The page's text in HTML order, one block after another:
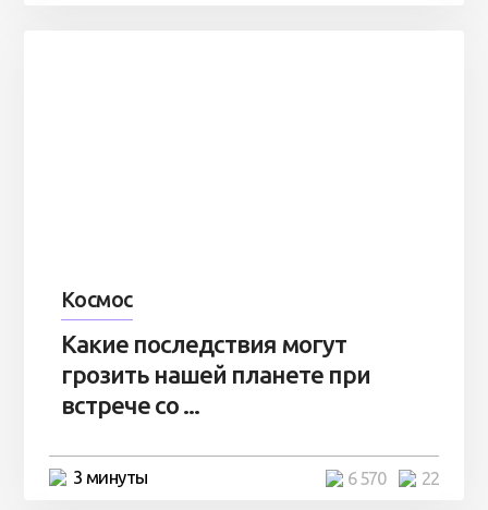
Космос
Какие последствия могут
грозить нашей планете при
встрече со ...
3 минуты 22
6 570